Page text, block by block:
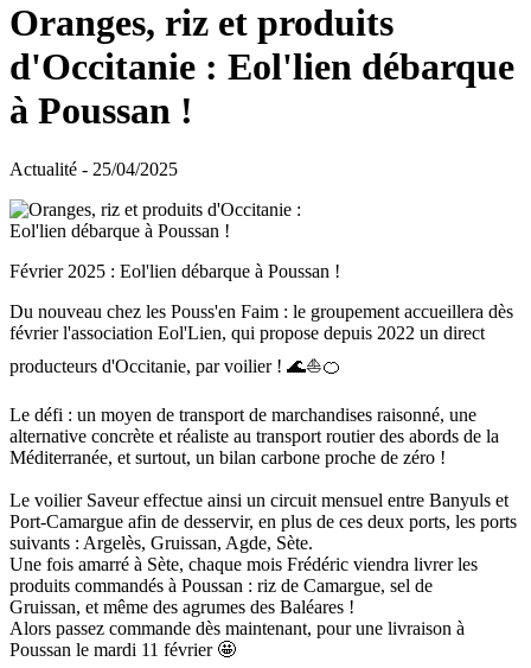
Oranges, riz et produits
d'Occitanie : Eol'lien débarque
à Poussan !
Actualité - 25/04/2025
Février 2025 : Eol'lien débarque à Poussan !
Du nouveau chez les Pouss'en Faim : le groupement accueillera dès
février l'association Eol'Lien, qui propose depuis 2022 un direct
producteurs d'Occitanie, par voilier ! 🌊⛵🍊
Le défi : un moyen de transport de marchandises raisonné, une
alternative concrète et réaliste au transport routier des abords de la
Méditerranée, et surtout, un bilan carbone proche de zéro !
Le voilier Saveur effectue ainsi un circuit mensuel entre Banyuls et
Port-Camargue afin de desservir, en plus de ces deux ports, les ports
suivants : Argelès, Gruissan, Agde, Sète.
Une fois amarré à Sète, chaque mois Frédéric viendra livrer les
produits commandés à Poussan : riz de Camargue, sel de
Gruissan, et même des agrumes des Baléares !
Alors passez commande dès maintenant, pour une livraison à
Poussan le mardi 11 février 🤩